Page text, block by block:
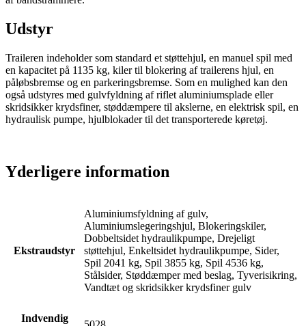
Udstyr
Traileren indeholder som standard et støttehjul, en manuel spil med
en kapacitet på 1135 kg, kiler til blokering af trailerens hjul, en
påløbsbremse og en parkeringsbremse. Som en mulighed kan den
også udstyres med gulvfyldning af riflet aluminiumsplade eller
skridsikker krydsfiner, støddæmpere til akslerne, en elektrisk spil, en
hydraulisk pumpe, hjulblokader til det transporterede køretøj.
Yderligere information
Ekstraudstyr
Aluminiumsfyldning af gulv,
Aluminiumslegeringshjul, Blokeringskiler,
Dobbeltsidet hydraulikpumpe, Drejeligt
støttehjul, Enkeltsidet hydraulikpumpe, Sider,
Spil 2041 kg, Spil 3855 kg, Spil 4536 kg,
Stålsider, Støddæmper med beslag, Tyverisikring,
Vandtæt og skridsikker krydsfiner gulv
Indvendig